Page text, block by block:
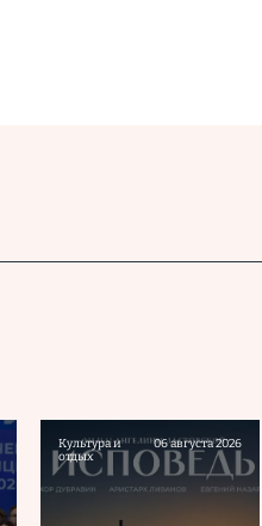
Культура и
отдых
06 августа 2026